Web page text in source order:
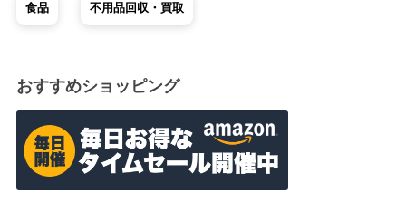
食品 不用品回収・買取
おすすめショッピング